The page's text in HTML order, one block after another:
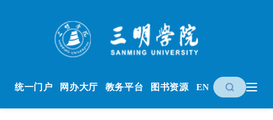
统一门户 网办大厅 教务平台 图书资源 EN